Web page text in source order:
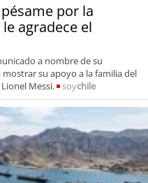
por la
agradece el
a nombre de su
su apoyo a la familia del
Messi.
soychile